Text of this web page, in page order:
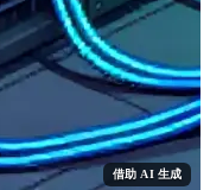
借助 AI 生成